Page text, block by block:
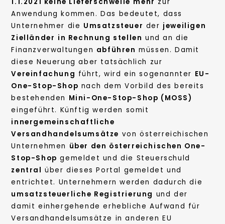
1.1.2021 keine Lieferschwelle mehr zur
Anwendung kommen. Das bedeutet, dass
Unternehmer die Umsatzsteuer der jeweiligen
Zielländer in Rechnung stellen und an die
Finanzverwaltungen abführen müssen. Damit
diese Neuerung aber tatsächlich zur
Vereinfachung führt, wird ein sogenannter EU-
One-Stop-Shop nach dem Vorbild des bereits
bestehenden Mini-One-Stop-Shop (MOSS)
eingeführt. Künftig werden somit
innergemeinschaftliche
Versandhandelsumsätze von österreichischen
Unternehmen über den österreichischen One-
Stop-Shop gemeldet und die Steuerschuld
zentral über dieses Portal gemeldet und
entrichtet. Unternehmern werden dadurch die
umsatzsteuerliche Registrierung und der
damit einhergehende erhebliche Aufwand für
Versandhandelsumsätze in anderen EU